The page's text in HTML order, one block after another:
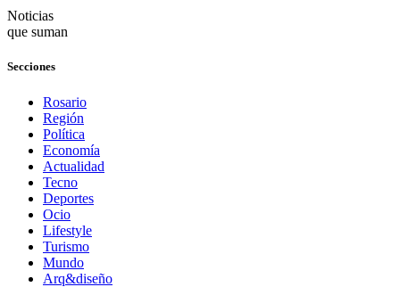
Noticias
que suman
Secciones
Rosario
Región
Política
Economía
Actualidad
Tecno
Deportes
Ocio
Lifestyle
Turismo
Mundo
Arq&diseño